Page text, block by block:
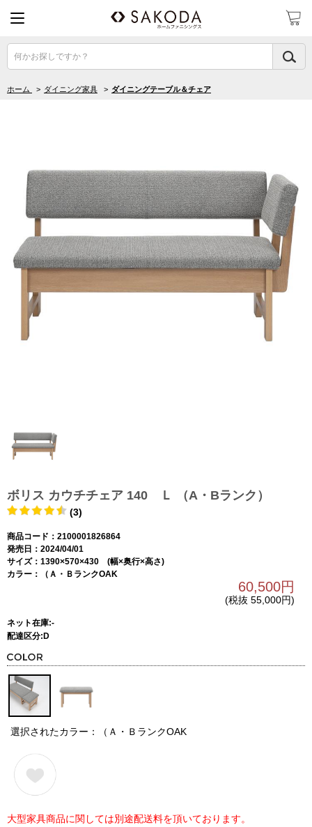
何かお探しですか？
ホーム > ダイニング家具 > ダイニングテーブル＆チェア
ボリス カウチチェア 140 Ｌ （A・Bランク）
(3)
商品コード：2100001826864
発売日：2024/04/01
サイズ：1390×570×430 (幅×奥行×高さ)
カラー：（Ａ・ＢランクOAK
60,500円
(税抜 55,000円)
ネット在庫:-
配達区分:D
選択されたカラー：（Ａ・ＢランクOAK
大型家具商品に関しては別途配送料を頂いております。